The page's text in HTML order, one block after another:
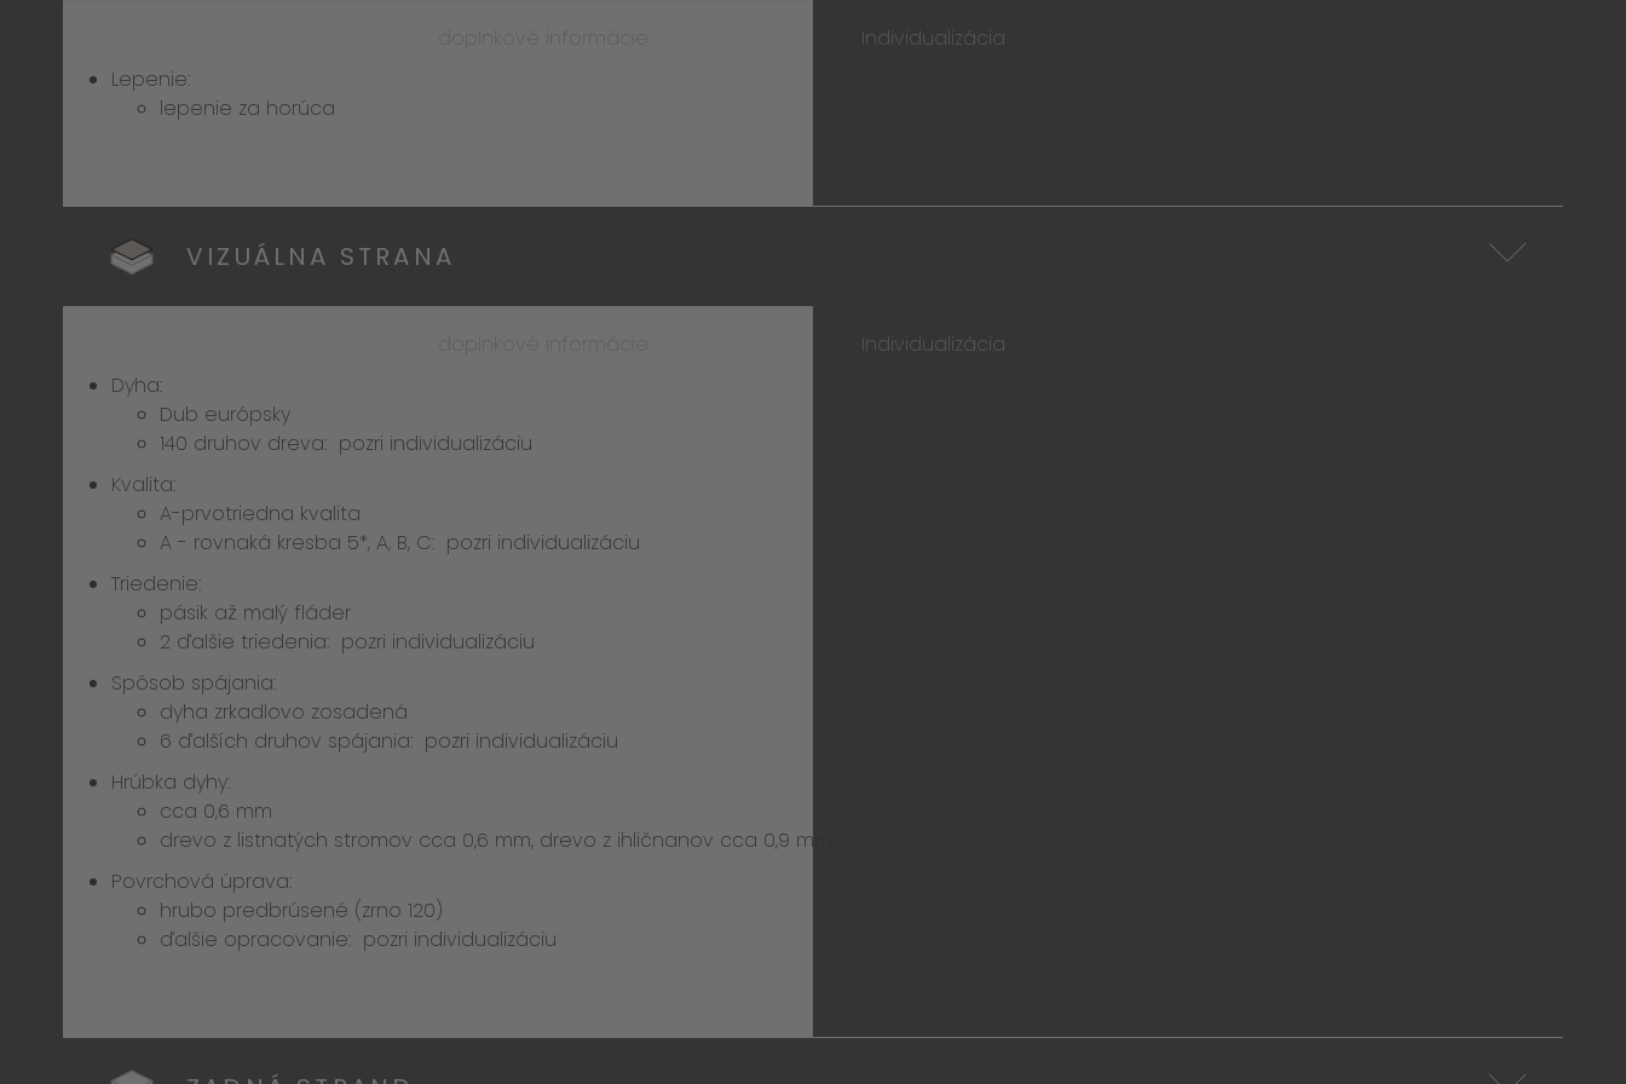
doplnkové informácie
Individualizácia
Lepenie:
lepenie za horúca
VIZUÁLNA STRANA
doplnkové informácie
Individualizácia
Dyha:
Dub európsky
140 druhov dreva: pozri individualizáciu
Kvalita:
A-prvotriedna kvalita
A - rovnaká kresba 5*, A, B, C: pozri individualizáciu
Triedenie:
pásik až malý fláder
2 ďalšie triedenia: pozri individualizáciu
Spôsob spájania:
dyha zrkadlovo zosadená
6 ďalších druhov spájania: pozri individualizáciu
Hrúbka dyhy:
cca 0,6 mm
drevo z listnatých stromov cca 0,6 mm, drevo z ihličnanov cca 0,9 mm
Povrchová úprava:
hrubo predbrúsené (zrno 120)
ďalšie opracovanie: pozri individualizáciu